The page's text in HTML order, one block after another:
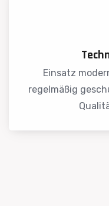
Einsatz
regelmäßig